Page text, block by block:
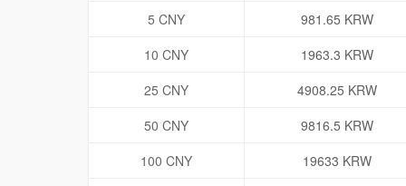
5 CNY
981.65 KRW
10 CNY
1963.3 KRW
25 CNY
4908.25 KRW
50 CNY
9816.5 KRW
100 CNY
19633 KRW